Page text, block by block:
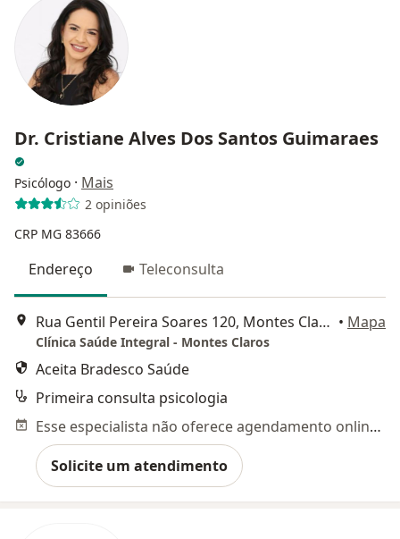
Dr. Cristiane Alves Dos Santos Guimaraes
Psicólogo · Mais
2 opiniões
CRP MG 83666
Endereço Teleconsulta
Rua Gentil Pereira Soares 120, Montes Claros • Mapa
Clínica Saúde Integral - Montes Claros
Aceita Bradesco Saúde
Primeira consulta psicologia
Esse especialista não oferece agendamento online para esse endereço.
Solicite um atendimento